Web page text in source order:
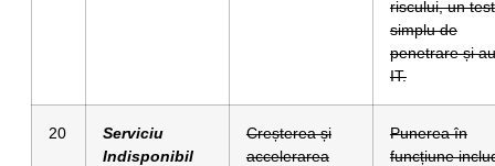
riscului, un test
simplu de
penetrare și
IT.
20
Serviciu
Indisponibil
Creșterea și
accelerarea
Punerea în
funcțiune